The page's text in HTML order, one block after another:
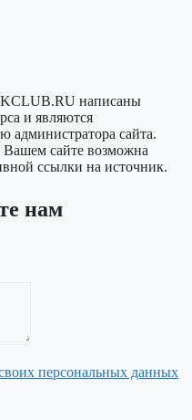
написаны
и являются
администратора сайта.
Вашем сайте возможна
ссылки на источник.
нам
персональных данных